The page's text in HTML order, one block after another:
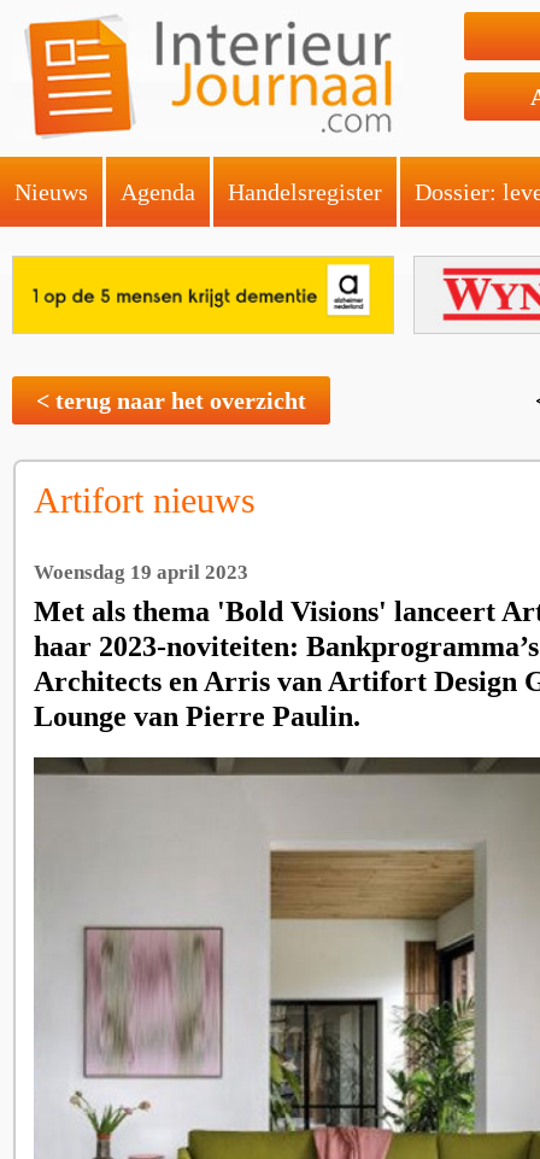
Nieuws Agenda Handelsregister Dossier:
< terug naar het overzicht
Artifort nieuws
Woensdag 19 april 2023
Met als thema 'Bold Visions' lanceert
haar 2023-noviteiten:
Architects en Arris van Artifort Design
Lounge van Pierre Paulin.